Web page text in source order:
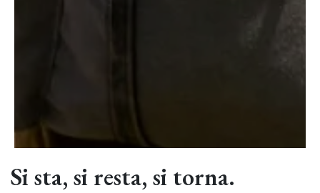
Si sta, si resta, si torna.